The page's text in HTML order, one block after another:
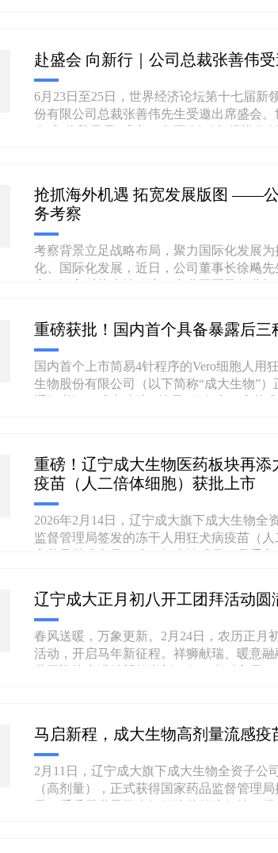
赴盛会 向新行｜公司总裁张善伟
6月23日至25日，世界经济论坛第十七届新
份有限公司总裁张善伟先生受邀出席盛会
抢抓海外机遇 拓宽发展版图 ——
务考察
考察背景立足战略布局，聚力国际化发展
化、国际化发展，近日，公司董事长徐飚
重磅获批！国内首个具备暴露后
国内首个上市简易4针程序的Vero细胞人用
生物股份有限公司（以下简称“成大生物”
重磅！辽宁成大生物医药板块再
疫苗（人二倍体细胞）获批上市
2026年2月14日，辽宁成大旗下成大生物
监督管理局签发的冻干人用狂犬病疫苗（
辽宁成大正月初八开工团拜活动圆
春风送暖，万象更新。2月24日，农历正月
活动，开启马年新征程。祥狮献瑞、暖意
马启新程，成大生物高剂量流感疫
2月11日，辽宁成大旗下成大生物全资子公
（高剂量），正式获得国家药品监督管理